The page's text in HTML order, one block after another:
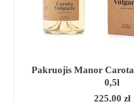
Pakruojis Manor
0,5l
225,00 zł